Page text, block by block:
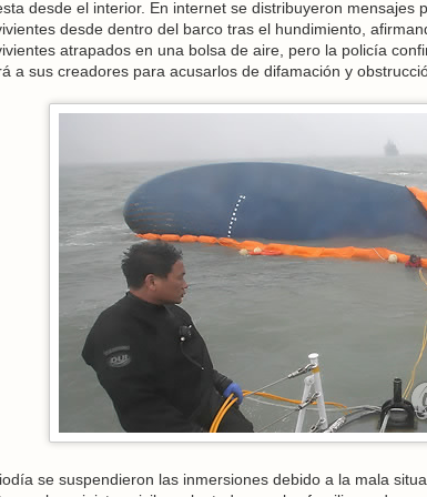
desde el interior. En internet se distribuyeron mensajes
desde dentro del barco tras el hundimiento,
atrapados en una bolsa de aire, pero la policía
a sus creadores para acusarlos de difamación y
se suspendieron las inmersiones debido a la mala